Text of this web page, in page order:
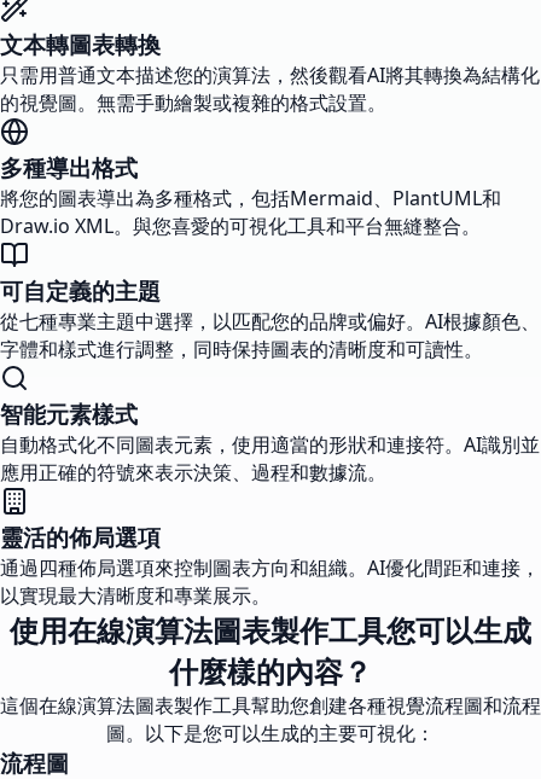
文本轉圖表轉換
只需用普通文本描述您的演算法，然後觀看AI將其轉換為結構化
的視覺圖。無需手動繪製或複雜的格式設置。
多種導出格式
將您的圖表導出為多種格式，包括Mermaid、PlantUML和
Draw.io XML。與您喜愛的可視化工具和平台無縫整合。
可自定義的主題
從七種專業主題中選擇，以匹配您的品牌或偏好。AI根據顏色、
字體和樣式進行調整，同時保持圖表的清晰度和可讀性。
智能元素樣式
自動格式化不同圖表元素，使用適當的形狀和連接符。AI識別並
應用正確的符號來表示決策、過程和數據流。
靈活的佈局選項
通過四種佈局選項來控制圖表方向和組織。AI優化間距和連接，
以實現最大清晰度和專業展示。
使用在線演算法圖表製作工具您可以生成
什麼樣的內容？
這個在線演算法圖表製作工具幫助您創建各種視覺流程圖和流程
圖。以下是您可以生成的主要可視化：
流程圖